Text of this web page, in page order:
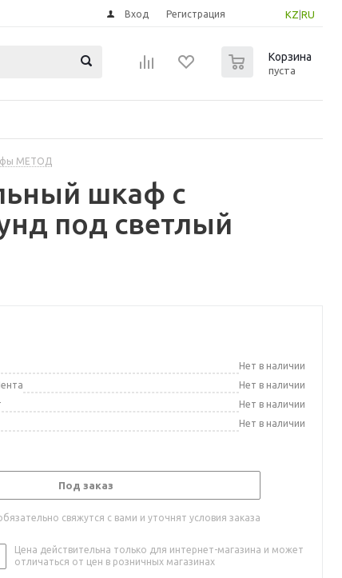
KZ RU
Вход Регистрация
Корзина
пуста
МЕТОД
шкаф с
под светлый
Нет в наличии
Нет в наличии
Нет в наличии
Нет в наличии
Под заказ
свяжутся с вами и уточнят условия заказа
Цена действительна только для интернет-магазина и может
отличаться от цен в розничных магазинах